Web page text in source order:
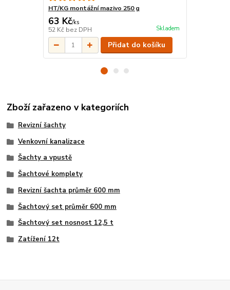
HT/KG montážní mazivo 250 g
63 Kč/ks
52 Kč bez DPH Skladem
Přidat do košíku
Zboží zařazeno v kategoriích
Revizní šachty
Venkovní kanalizace
Šachty a vpustě
Šachtové komplety
Revizní šachta průměr 600 mm
Šachtový set průměr 600 mm
Šachtový set nosnost 12,5 t
Zatížení 12t